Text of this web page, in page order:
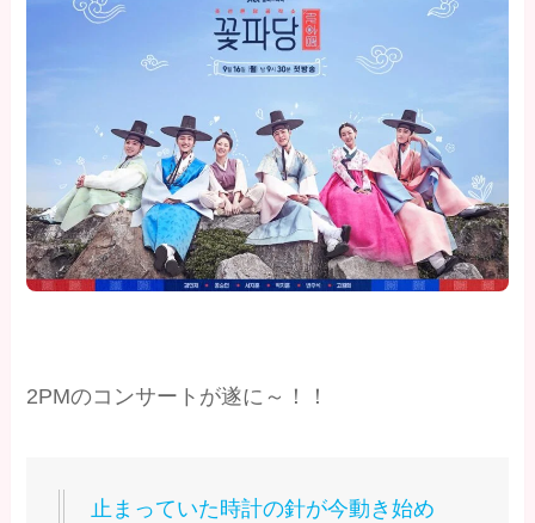
2PMのコンサートが遂に～！！
止まっていた時計の針が今動き始め